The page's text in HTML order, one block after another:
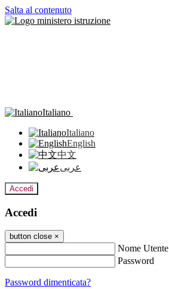
Salta al contenuto
Italiano
Italiano
English
中文
عربى
Accedi
Accedi
button close ×
Nome Utente
Password
Password dimenticata?